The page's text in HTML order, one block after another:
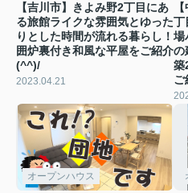
【吉川市】きよみ野2丁目にあ
る旅館ライクな雰囲気とゆった
りとした時間が流れる暮らし！
囲炉裏付き和風な平屋をご紹介
(^^)/
2023.04.21
丁
場
の
築
オープンハウス